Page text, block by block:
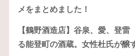
メをまとめました！
【鶴野酒造店】谷泉、愛、登雷
る能登町の酒蔵。女性杜氏が醸